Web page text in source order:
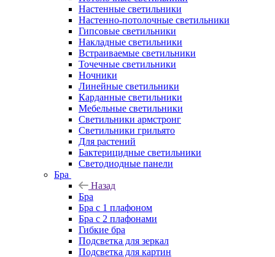
Настенные светильники
Настенно-потолочные светильники
Гипсовые светильники
Накладные светильники
Встраиваемые светильники
Точечные светильники
Ночники
Линейные светильники
Карданные светильники
Мебельные светильники
Светильники армстронг
Светильники грильято
Для растений
Бактерицидные светильники
Светодиодные панели
Бра
Назад
Бра
Бра с 1 плафоном
Бра с 2 плафонами
Гибкие бра
Подсветка для зеркал
Подсветка для картин